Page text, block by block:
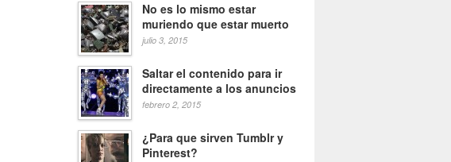
No es lo mismo estar
muriendo que estar muerto
julio 3, 2015
Saltar el contenido para ir
directamente a los anuncios
febrero 2, 2015
¿Para que sirven Tumblr y
Pinterest?